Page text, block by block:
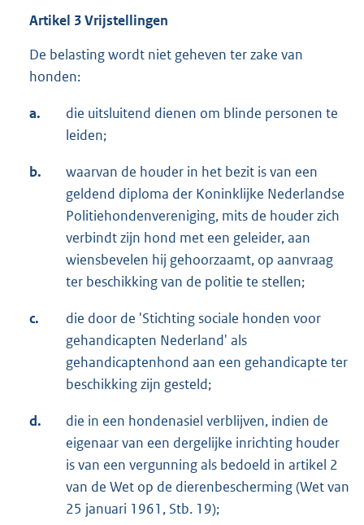
Artikel 3 Vrijstellingen
De belasting wordt niet geheven ter zake van
honden:
a.
die uitsluitend dienen om blinde personen te
leiden;
b.
waarvan de houder in het bezit is van een
geldend diploma der Koninklijke Nederlandse
Politiehondenvereniging, mits de houder zich
verbindt zijn hond met een geleider, aan
wiensbevelen hij gehoorzaamt, op aanvraag
ter beschikking van de politie te stellen;
c.
die door de 'Stichting sociale honden voor
gehandicapten Nederland' als
gehandicaptenhond aan een gehandicapte ter
beschikking zijn gesteld;
d.
die in een hondenasiel verblijven, indien de
eigenaar van een dergelijke inrichting houder
is van een vergunning als bedoeld in artikel 2
van de Wet op de dierenbescherming (Wet van
25 januari 1961, Stb. 19);